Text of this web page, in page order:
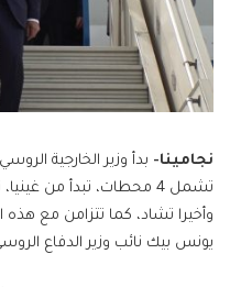
نجامينا- بدأ وزير الخارجية
تشمل 4 محطات، تبدأ من
وأخيرا تشاد، كما تتزامن مع هذه
يونس بيك نائب وزير الدفاع